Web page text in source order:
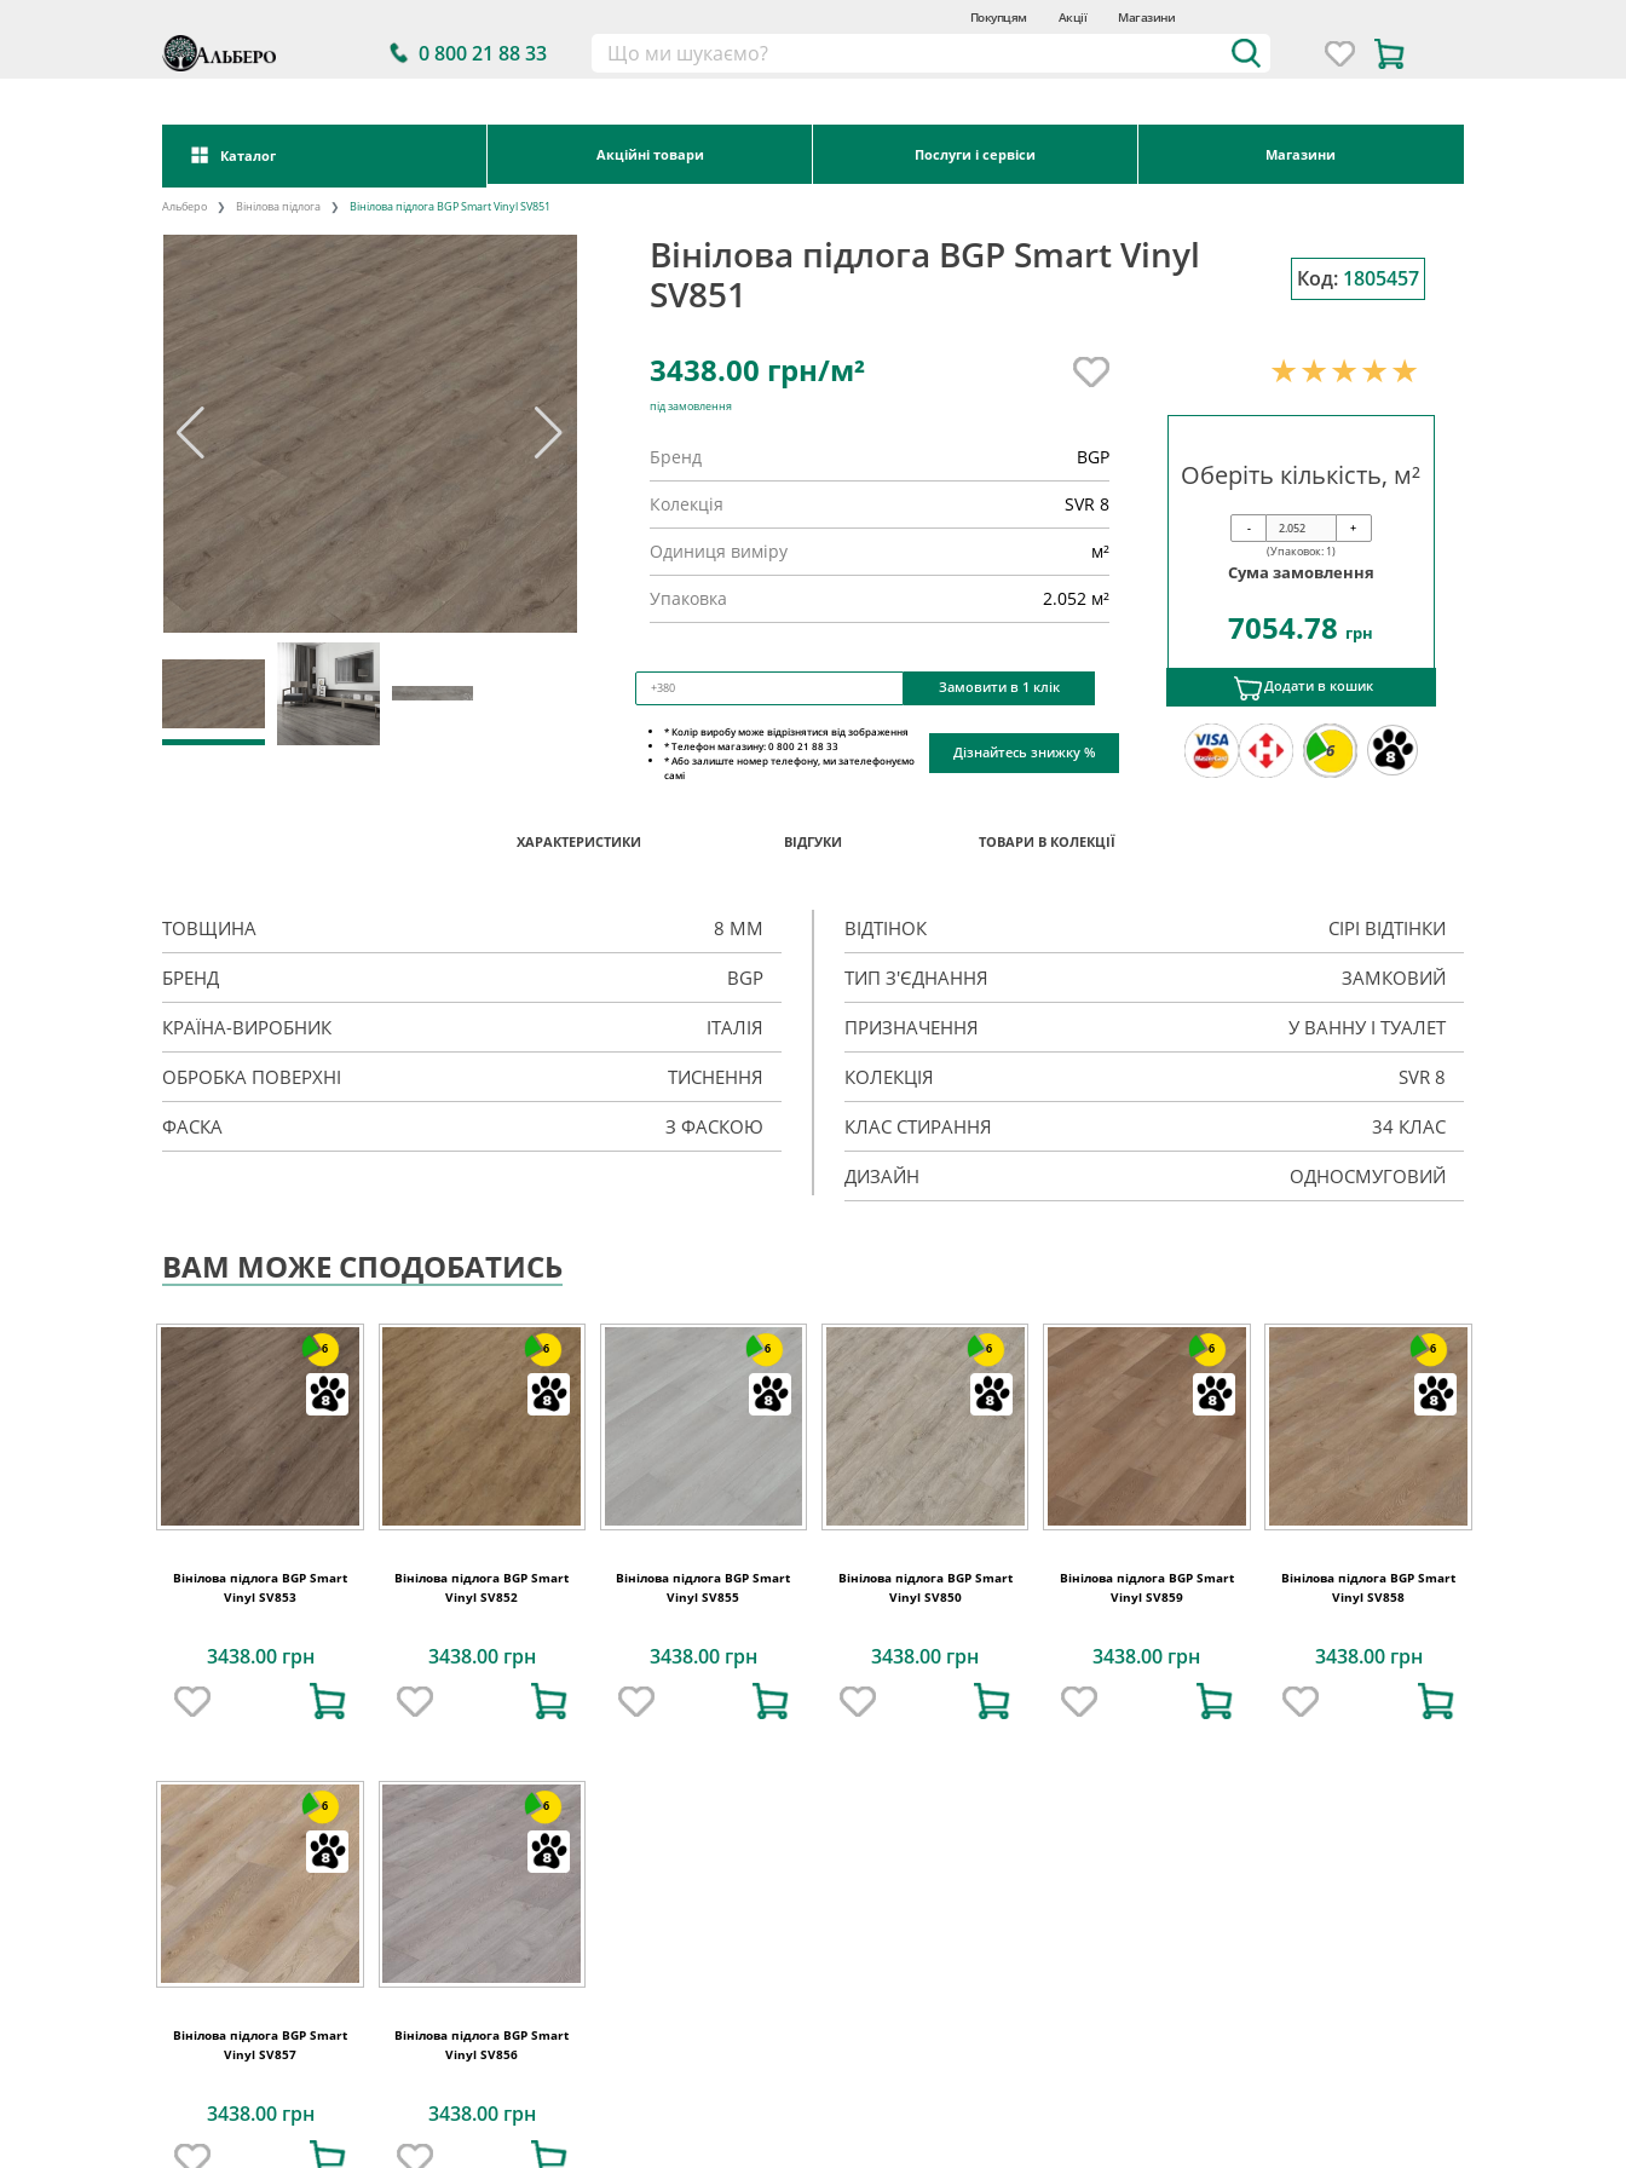
Покупцям Акції Магазини
0 800 21 88 33
Каталог Акційні товари Послуги і сервіси Магазини
Альберо Вінілова підлога Вінілова підлога BGP Smart Vinyl SV851
Вінілова підлога BGP Smart Vinyl
SV851
Код: 1805457
3438.00 грн/м²
під замовлення
Бренд BGP
Колекція SVR 8
Одиниця виміру м²
Упаковка 2.052 м²
Замовити в 1 клік
Оберіть кількість, м²
-
+
(Упаковок: 1)
Сума замовлення
7054.78 грн
Додати в кошик
6
* Колір виробу може відрізнятися від зображення
* Телефон магазину: 0 800 21 88 33
* Або залиште номер телефону, ми зателефонуємо
самі
Дізнайтесь знижку %
ХАРАКТЕРИСТИКИ ВІДГУКИ ТОВАРИ В КОЛЕКЦІЇ
ТОВЩИНА 8 ММ
БРЕНД BGP
КРАЇНА-ВИРОБНИК ІТАЛІЯ
ОБРОБКА ПОВЕРХНІ ТИСНЕННЯ
ФАСКА З ФАСКОЮ
ВІДТІНОК СІРІ ВІДТІНКИ
ТИП З'ЄДНАННЯ ЗАМКОВИЙ
ПРИЗНАЧЕННЯ У ВАННУ І ТУАЛЕТ
КОЛЕКЦІЯ SVR 8
КЛАС СТИРАННЯ 34 КЛАС
ДИЗАЙН ОДНОСМУГОВИЙ
ВАМ МОЖЕ СПОДОБАТИСЬ
6
Вінілова підлога BGP Smart
Vinyl SV853
3438.00 грн
6
Вінілова підлога BGP Smart
Vinyl SV852
3438.00 грн
6
Вінілова підлога BGP Smart
Vinyl SV855
3438.00 грн
6
Вінілова підлога BGP Smart
Vinyl SV850
3438.00 грн
6
Вінілова підлога BGP Smart
Vinyl SV859
3438.00 грн
6
Вінілова підлога BGP Smart
Vinyl SV858
3438.00 грн
6
Вінілова підлога BGP Smart
Vinyl SV857
3438.00 грн
6
Вінілова підлога BGP Smart
Vinyl SV856
3438.00 грн